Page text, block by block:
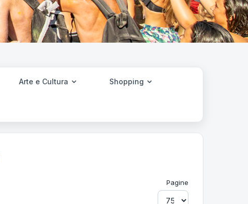
Arte e Cultura Shopping
Pagine